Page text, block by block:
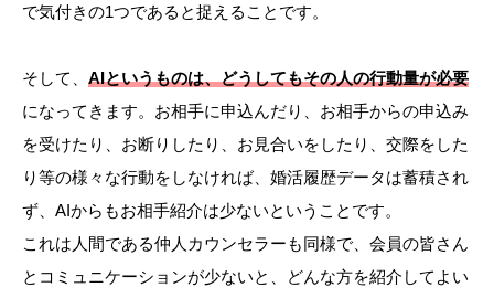
で気付きの1つであると捉えることです。
そして、 AIというものは、どうしてもその人の行動量が必要
になってきます。お相手に申込んだり、お相手からの申込み
を受けたり、お断りしたり、お見合いをしたり、交際をした
り等の様々な行動をしなければ、婚活履歴データは蓄積され
ず、AIからもお相手紹介は少ないということです。
これは人間である仲人カウンセラーも同様で、会員の皆さん
とコミュニケーションが少ないと、どんな方を紹介してよい